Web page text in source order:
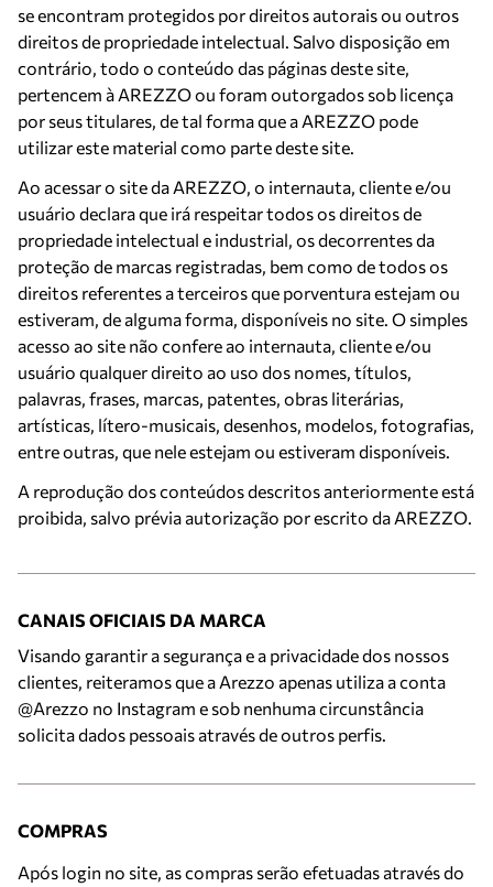
se encontram protegidos por direitos autorais ou outros
direitos de propriedade intelectual. Salvo disposição em
contrário, todo o conteúdo das páginas deste site,
pertencem à AREZZO ou foram outorgados sob licença
por seus titulares, de tal forma que a AREZZO pode
utilizar este material como parte deste site.
Ao acessar o site da AREZZO, o internauta, cliente e/ou
usuário declara que irá respeitar todos os direitos de
propriedade intelectual e industrial, os decorrentes da
proteção de marcas registradas, bem como de todos os
direitos referentes a terceiros que porventura estejam ou
estiveram, de alguma forma, disponíveis no site. O simples
acesso ao site não confere ao internauta, cliente e/ou
usuário qualquer direito ao uso dos nomes, títulos,
palavras, frases, marcas, patentes, obras literárias,
artísticas, lítero-musicais, desenhos, modelos, fotografias,
entre outras, que nele estejam ou estiveram disponíveis.
A reprodução dos conteúdos descritos anteriormente está
proibida, salvo prévia autorização por escrito da AREZZO.
CANAIS OFICIAIS DA MARCA
Visando garantir a segurança e a privacidade dos nossos
clientes, reiteramos que a Arezzo apenas utiliza a conta
@Arezzo no Instagram e sob nenhuma circunstância
solicita dados pessoais através de outros perfis.
COMPRAS
Após login no site, as compras serão efetuadas através do